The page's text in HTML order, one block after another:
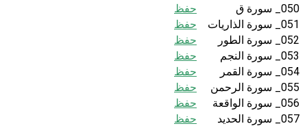
050_ سورة ق
حفظ
051_ سورة الذاريات
حفظ
052_ سورة الطور
حفظ
053_ سورة النجم
حفظ
054_ سورة القمر
حفظ
055_ سورة الرحمن
حفظ
056_ سورة الواقعة
حفظ
057_ سورة الحديد
حفظ